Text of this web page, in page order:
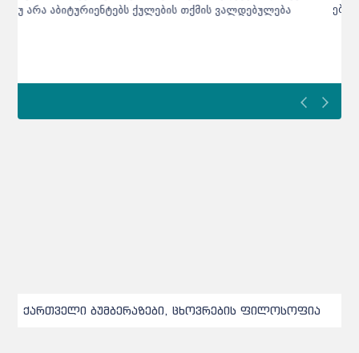
ები ეგზავნებათ
ქართველი ბუმბერაზები, ცხოვრების ფილოსოფია